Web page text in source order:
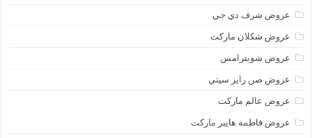
عروض شرف دي جي
عروض شكلان ماركت
عروض شويترامس
عروض صن رايز سيتي
عروض عالم ماركت
عروض فاطمة هايبر ماركت